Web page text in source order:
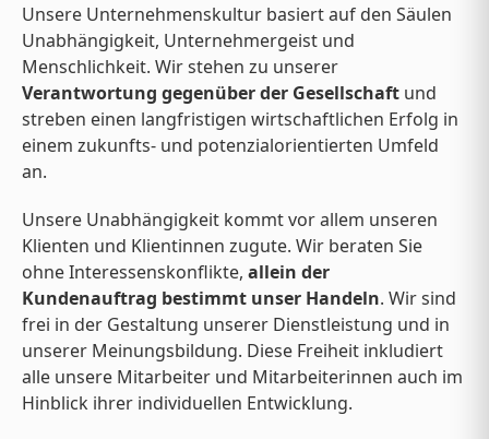
Unsere Unternehmenskultur basiert auf den Säulen
Unabhängigkeit, Unternehmergeist und
Menschlichkeit. Wir stehen zu unserer
Verantwortung gegenüber der Gesellschaft und
streben einen langfristigen wirtschaftlichen Erfolg in
einem zukunfts- und potenzialorientierten Umfeld
an.
Unsere Unabhängigkeit kommt vor allem unseren
Klienten und Klientinnen zugute. Wir beraten Sie
ohne Interessenskonflikte, allein der
Kundenauftrag bestimmt unser Handeln. Wir sind
frei in der Gestaltung unserer Dienstleistung und in
unserer Meinungsbildung. Diese Freiheit inkludiert
alle unsere Mitarbeiter und Mitarbeiterinnen auch im
Hinblick ihrer individuellen Entwicklung.